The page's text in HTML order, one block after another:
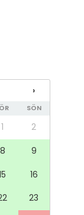
›
SÖN
1
2
8
9
16
23